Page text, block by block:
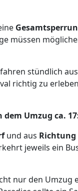
müssen
stündlich
richtig zu
dem Umzug ca.
und aus Richtung
jeweils ein
nur den Umzug